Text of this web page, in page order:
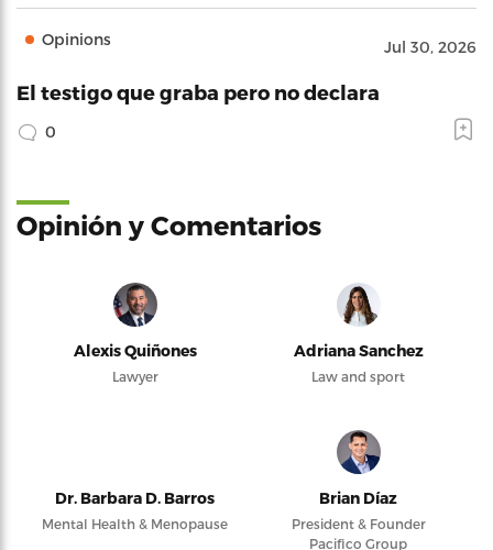
Opinions Jul 30, 2026
El testigo que graba pero no declara
0
Opinión y Comentarios
Alexis Quiñones
Lawyer
Adriana Sanchez
Law and sport
Dr. Barbara D. Barros
Mental Health & Menopause
Brian Díaz
President & Founder
Pacifico Group